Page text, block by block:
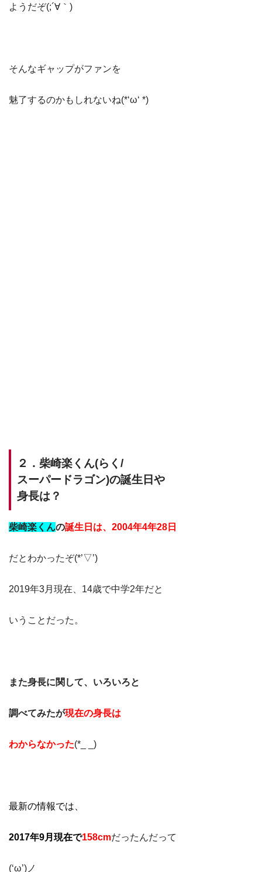
ようだぞ(;´∀｀)
そんなギャップがファンを
魅了するのかもしれないね(*‘ω‘ *)
２．柴崎楽くん(らく/
スーパードラゴン)の誕生日や
身長は？
柴崎楽くんの誕生日は、2004年4年28日
だとわかったぞ(*’▽’)
2019年3月現在、14歳で中学2年だと
いうことだった。
また身長に関して、いろいろと
調べてみたが現在の身長は
わからなかった(*_ _)
最新の情報では、
2017年9月現在で158cmだったんだって
(‘ω’)ノ